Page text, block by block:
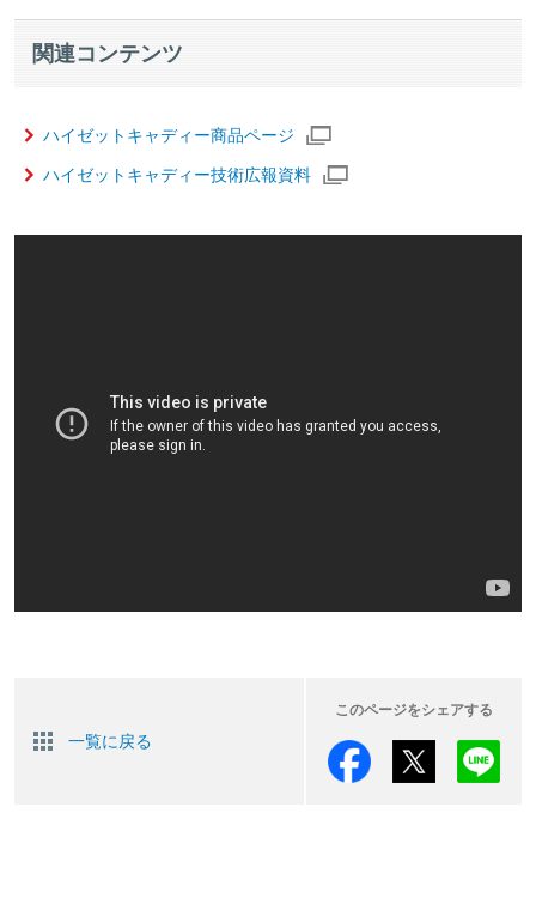
関連コンテンツ
ハイゼットキャディー商品ページ
ハイゼットキャディー技術広報資料
一覧に戻る
このページをシェアする